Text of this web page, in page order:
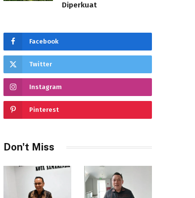
Diperkuat
Facebook
Twitter
Instagram
Pinterest
Don't Miss